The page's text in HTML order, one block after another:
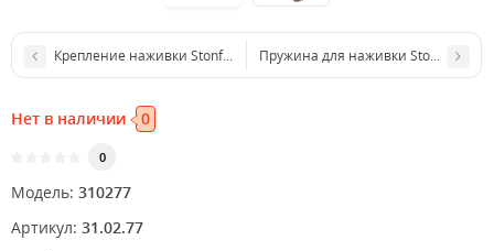
Крепление наживки Stonfo 135 №3Пружина для наживки Stonfo 107
Нет в наличии 0
0
Модель: 310277
Артикул: 31.02.77